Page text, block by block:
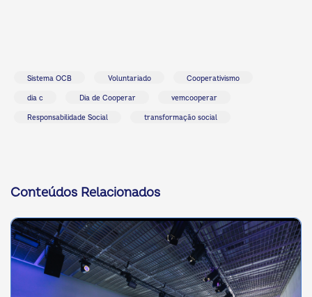
Sistema OCB Voluntariado Cooperativismo
dia c Dia de Cooperar vemcooperar
Responsabilidade Social transformação social
Conteúdos Relacionados